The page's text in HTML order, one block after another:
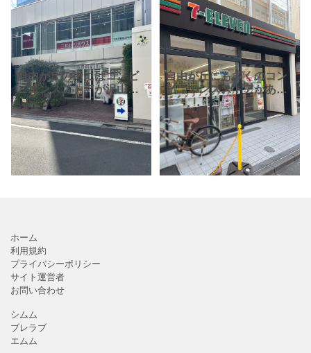
自由が丘の街にはコンビ
ニエンスストアが沢山あ
ります！ セブンイレブン
も数店舗あるんです。
「自由が丘学園通り店」
「目黒自由が丘２丁目
店」「目黒自由が丘１丁
目東店」
自由が丘にも多くのコン
ビニエンスストアがあり
ます！セブンイレブン、
ローソン、ファミリーマ
ート…写真は「セブンイ
レブン世田谷自由が丘駅
南」です。 自由が丘駅南
口改
ホーム
利用規約
プライバシーポリシー
サイト運営者
お問い合わせ
シムム
ブレラブ
エムム